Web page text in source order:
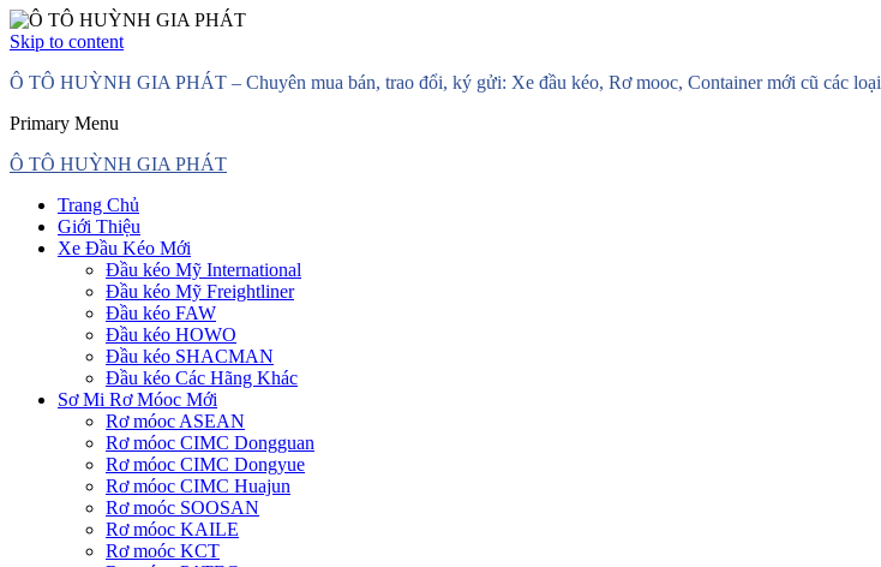
Skip to content
Ô TÔ HUỲNH GIA PHÁT – Chuyên mua bán, trao đổi, ký gửi: Xe đầu kéo, Rơ mooc, Container mới cũ các loại
Primary Menu
Ô TÔ HUỲNH GIA PHÁT
Trang Chủ
Giới Thiệu
Xe Đầu Kéo Mới
Đầu kéo Mỹ International
Đầu kéo Mỹ Freightliner
Đầu kéo FAW
Đầu kéo HOWO
Đầu kéo SHACMAN
Đầu kéo Các Hãng Khác
Sơ Mi Rơ Móoc Mới
Rơ móoc ASEAN
Rơ móoc CIMC Dongguan
Rơ móoc CIMC Dongyue
Rơ móoc CIMC Huajun
Rơ moóc SOOSAN
Rơ móoc KAILE
Rơ moóc KCT